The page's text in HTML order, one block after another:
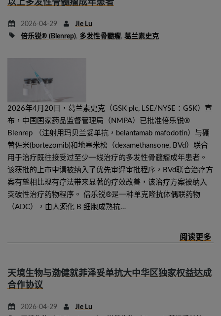
以上多发性骨髓瘤成年患者
2026-04-29
Jie Lu
倍乐锐® (Blenrep), 多发性骨髓瘤, 葛兰素史克
2026年4月20日，葛兰素史克（GSK plc, LSE/NYSE：GSK）宣
布，中国国家药品监督管理局（NMPA）已批准倍乐锐®
Blenrep （注射用玛贝兰妥单抗，belantamab mafodotin）与硼
替佐米(bortezomib)和地塞米松（dexamethansone, BVd）联合
用于治疗既往接受过至少一线治疗的多发性骨髓瘤成年患者。
该获批的上市申请被纳入了优先审评审批程序，BVd联合治疗方
案有望相比现有疗法带来显著的疗效改善，该治疗方案被纳入
突破性治疗药物程序。 倍乐锐®是一种单克隆抗体偶联药物
（ADC），由人源化 B 细胞成熟抗…
天境生物与渤健就菲泽妥单抗大中华区独家权益达成
合作协议
2026-04-29
Jie Lu